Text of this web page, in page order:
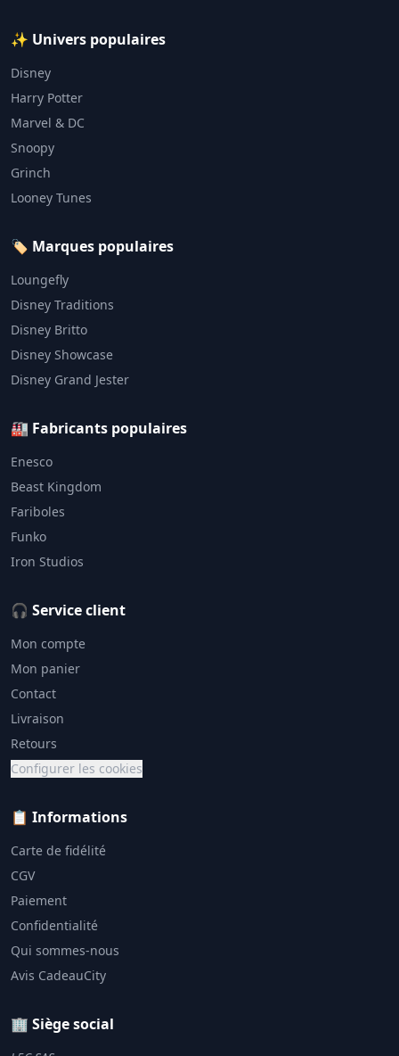
✨ Univers populaires
Disney
Harry Potter
Marvel & DC
Snoopy
Grinch
Looney Tunes
🏷️ Marques populaires
Loungefly
Disney Traditions
Disney Britto
Disney Showcase
Disney Grand Jester
🏭 Fabricants populaires
Enesco
Beast Kingdom
Fariboles
Funko
Iron Studios
🎧 Service client
Mon compte
Mon panier
Contact
Livraison
Retours
Configurer les cookies
📋 Informations
Carte de fidélité
CGV
Paiement
Confidentialité
Qui sommes-nous
Avis CadeauCity
🏢 Siège social